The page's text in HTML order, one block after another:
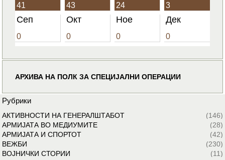
41 43 24 3
Сеп
0
Окт
0
Ное
0
Дек
0
АРХИВА НА ПОЛК ЗА СПЕЦИЈАЛНИ ОПЕРАЦИИ
Рубрики
АКТИВНОСТИ НА ГЕНЕРАЛШТАБОТ
(146)
АРМИЈАТА ВО МЕДИУМИТЕ
(28)
АРМИЈАТА И СПОРТОТ
(42)
ВЕЖБИ
(230)
ВОЈНИЧКИ СТОРИИ
(11)